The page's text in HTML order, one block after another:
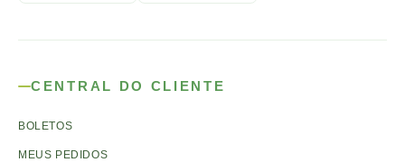
CENTRAL DO CLIENTE
BOLETOS
MEUS PEDIDOS